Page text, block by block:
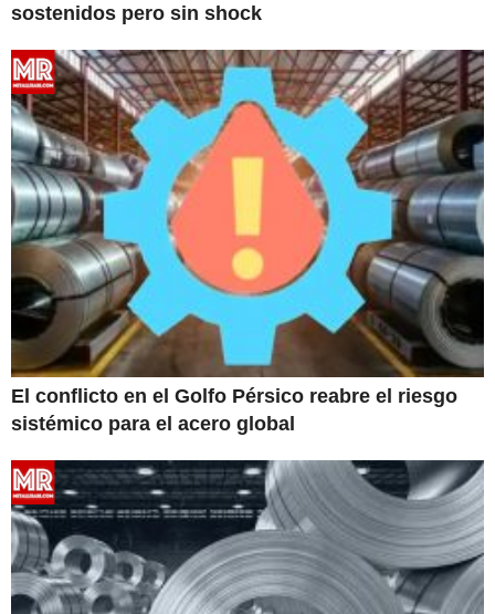
sostenidos pero sin shock
El conflicto en el Golfo Pérsico reabre el riesgo
sistémico para el acero global